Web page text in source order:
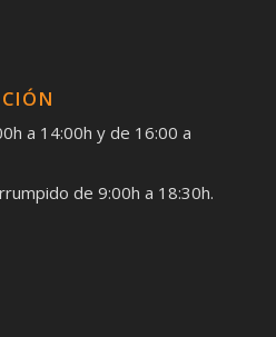
a 14:00h y de 16:00 a
de 9:00h a 18:30h.